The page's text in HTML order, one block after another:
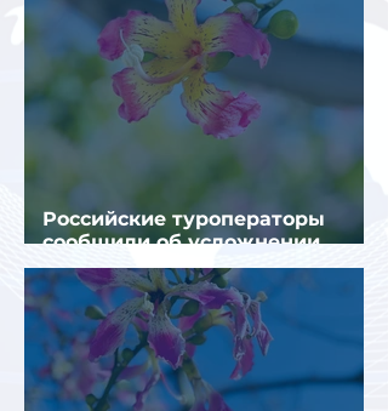
Российские туроператоры
сообщили об усложнении
получения виз в Грецию